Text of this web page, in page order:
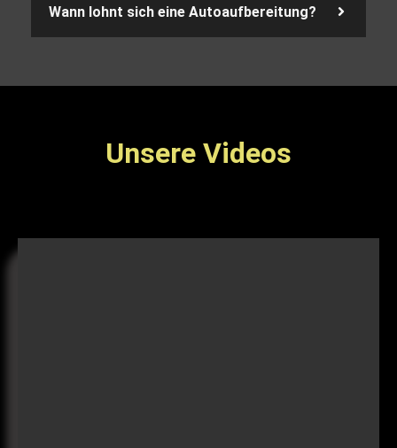
Wann lohnt sich eine Autoaufbereitung?
Unsere Videos